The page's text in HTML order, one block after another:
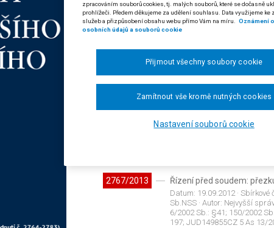
2765/2013
Správní řízení: řízení o
obce
Datum:14.11.2012· Sbírkové
Sb.NSS
· Autor: Nejvyšší
202/1990 Sb.: §50 odst.3;
29/10 - 1; JUD203437CZ Pl.
2766/2013 Správní řízení: náležitosti
Datum:02.11.2011· Sbírkové
Sb.NSS· Autor:Městský soud
odst.1 písm.c); 500/2004
2767/2013 Řízení před soudem:
Datum: 19.09.2012· Sbírkové
Sb.NSS· Autor: Nejvyšší
6/2002 Sb.: §41; 150/2002
197; JUD149855CZ 5 As 13/
zpracováním souborů cookies, tj. malých souborů, které se dočasně
prohlížeči. Předem děkujeme za udělení souhlasu. Data využijeme ke
služeb a přizpůsobení obsahu webu přímo Vám na míru.
Oznámení
osobních údajů a souborů cookie
Nastavení souborů cookie
Zamítnout vše kromě nutných cookies
Přijmout všechny soubory cookie